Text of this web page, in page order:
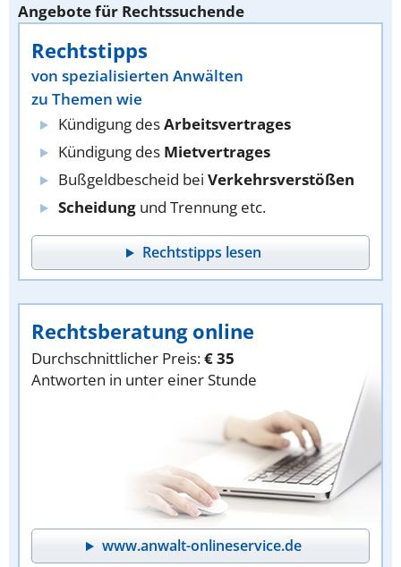
Angebote für Rechtssuchende
Rechtstipps
von spezialisierten Anwälten
zu Themen wie
Kündigung desArbeitsvertrages
Kündigung des Mietvertrages
Bußgeldbescheid bei Verkehrsverstößen
Scheidung und Trennung etc.
Rechtstipps lesen
Rechtsberatung online
Durchschnittlicher Preis:€ 35
Antworten in unter einer Stunde
www.anwalt-onlineservice.de